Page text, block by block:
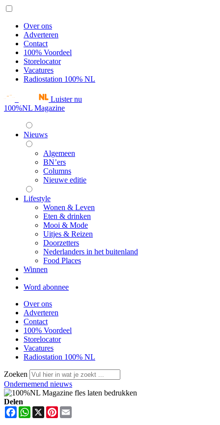
Over ons
Adverteren
Contact
100% Voordeel
Storelocator
Vacatures
Radiostation 100% NL
Luister nu
100%NL Magazine
Nieuws
Algemeen
BN’ers
Columns
Nieuwe editie
Lifestyle
Wonen & Leven
Eten & drinken
Mooi & Mode
Uitjes & Reizen
Doorzetters
Nederlanders in het buitenland
Food Places
Winnen
Word abonnee
Over ons
Adverteren
Contact
100% Voordeel
Storelocator
Vacatures
Radiostation 100% NL
Zoeken
Ondernemend nieuws
Delen
FacebookWhatsApp
X Pinterest